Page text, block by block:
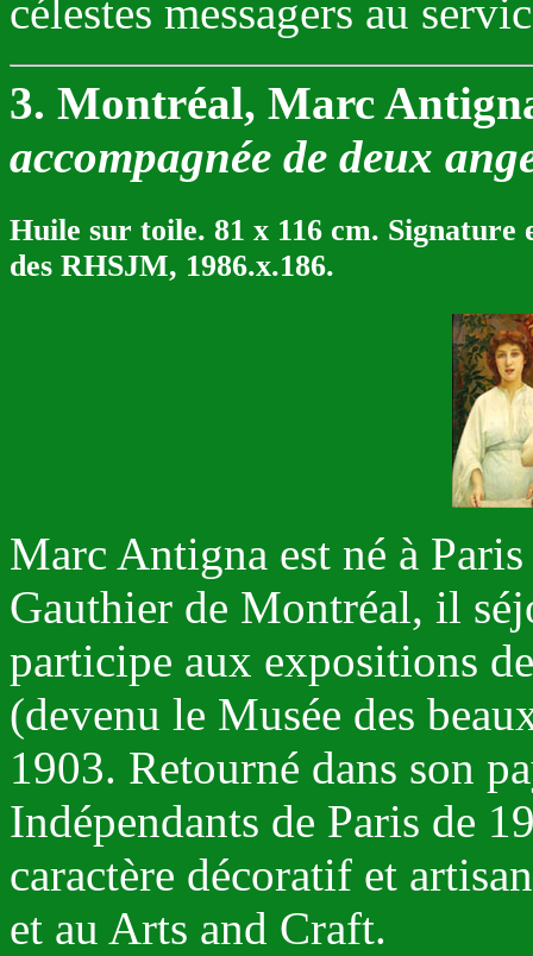
célestes messagers au
3. Montréal, Marc
accompagnée de deux
Huile sur toile. 81 x 116 cm.
des RHSJM, 1986.x.186.
Marc Antigna est né à
Gauthier de Montréal, il
participe aux expositions
(devenu le Musée des
1903. Retourné dans son
Indépendants de Paris de
caractère décoratif et
et au Arts and Craft.